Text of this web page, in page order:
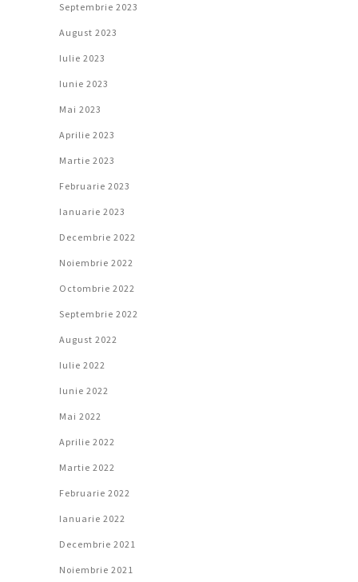
Septembrie 2023
August 2023
Iulie 2023
Iunie 2023
Mai 2023
Aprilie 2023
Martie 2023
Februarie 2023
Ianuarie 2023
Decembrie 2022
Noiembrie 2022
Octombrie 2022
Septembrie 2022
August 2022
Iulie 2022
Iunie 2022
Mai 2022
Aprilie 2022
Martie 2022
Februarie 2022
Ianuarie 2022
Decembrie 2021
Noiembrie 2021